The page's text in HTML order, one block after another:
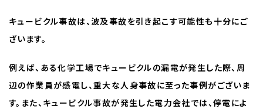
キュービクル事故は、波及事故を引き起こす可能性も十分にご
ざいます。
例えば、ある化学工場でキュービクルの漏電が発生した際、周
辺の作業員が感電し、重大な人身事故に至った事例がございま
す。また、キュービクル事故が発生した電力会社では、停電によ